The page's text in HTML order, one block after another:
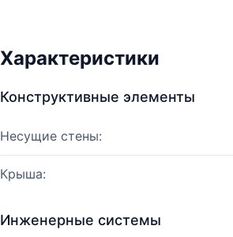
Характеристики
Конструктивные элементы
Несущие стены:
Крыша:
Инженерные системы